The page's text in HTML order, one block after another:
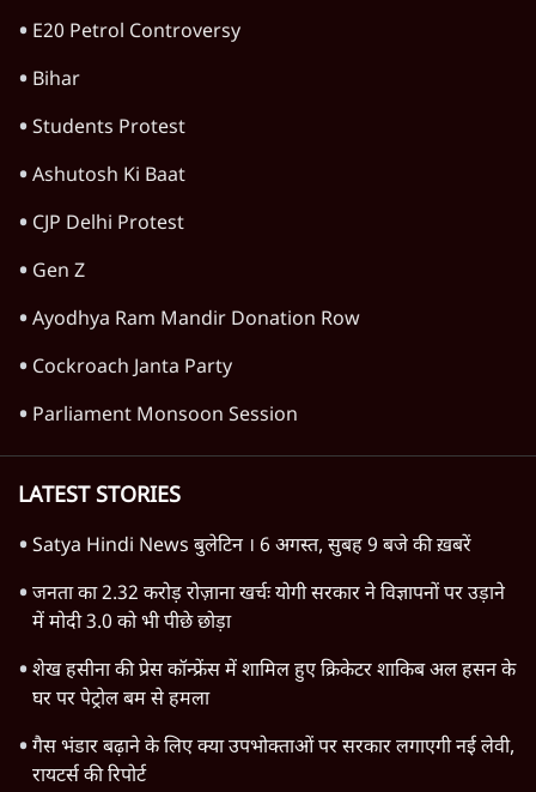
E20 Petrol Controversy
Bihar
Students Protest
Ashutosh Ki Baat
CJP Delhi Protest
Gen Z
Ayodhya Ram Mandir Donation Row
Cockroach Janta Party
Parliament Monsoon Session
LATEST STORIES
Satya Hindi News बुलेटिन । 6 अगस्त, सुबह 9 बजे की ख़बरें
जनता का 2.32 करोड़ रोज़ाना खर्चः योगी सरकार ने विज्ञापनों पर उड़ाने
में मोदी 3.0 को भी पीछे छोड़ा
शेख हसीना की प्रेस कॉन्फ्रेंस में शामिल हुए क्रिकेटर शाकिब अल हसन के
घर पर पेट्रोल बम से हमला
गैस भंडार बढ़ाने के लिए क्या उपभोक्ताओं पर सरकार लगाएगी नई लेवी,
रायटर्स की रिपोर्ट